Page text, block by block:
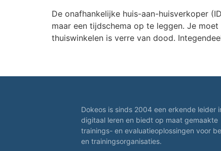
De onafhankelijke huis-aan-huisverkoper
maar een tijdschema op te leggen. Je
thuiswinkelen is verre van dood.
Dokeos is sinds 2004 een erkende leider
digitaal leren en biedt op maat gemaakte
trainings- en evaluatieoplossingen voor
en trainingsorganisaties.